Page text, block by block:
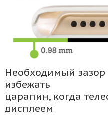
Необходимый
избежать
царапин, когда
дисплеем